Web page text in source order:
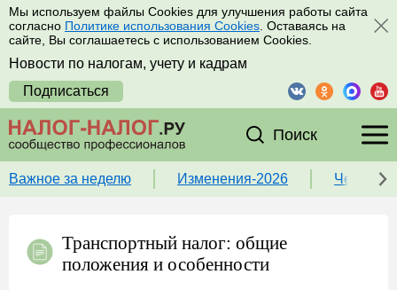
Мы используем файлы Cookies для улучшения работы сайта
согласно Политике использования Cookies . Оставаясь на
сайте, Вы соглашаетесь с использованием Cookies.
Новости по налогам, учету и кадрам
Подписаться
Поиск
Важное за неделю Изменения-2026 Чек-
Транспортный налог: общие
положения и особенности